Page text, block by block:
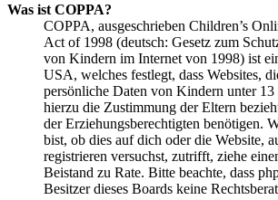
Was ist COPPA?
COPPA, ausgeschrieben Children’s
Act of 1998 (deutsch: Gesetz zum
von Kindern im Internet von 1998) ist
USA, welches festlegt, dass Websites,
persönliche Daten von Kindern unter 13
hierzu die Zustimmung der Eltern
der Erziehungsberechtigten benötigen.
bist, ob dies auf dich oder die Website,
registrieren versuchst, zutrifft, ziehe
Beistand zu Rate. Bitte beachte, dass
Besitzer dieses Boards keine